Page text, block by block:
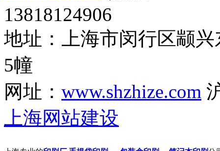
13818124906
地址：上海市闵行区颛
5幢
网址： www.shzhize.com
上海网站建设